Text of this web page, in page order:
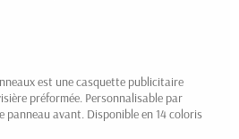
est une casquette publicitaire
préformée. Personnalisable par
panneau avant. Disponible en 14 coloris